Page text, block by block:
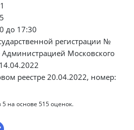
до 17:30
регистрации №
Московского
реестре 20.04.2022, номер:
5 на основе 515оценок.